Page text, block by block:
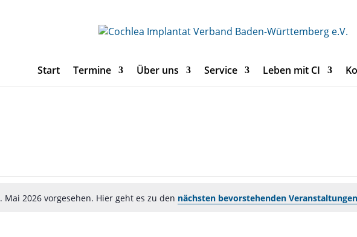
Start Termine Über uns Service Leben mit CI
2026 vorgesehen. Hier geht es zu den nächsten bevorstehenden Veranstaltungen